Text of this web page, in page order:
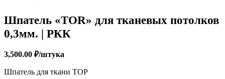
Шпатель «TOR» для тканевых потолков
0,3мм. | РКК
3,500.00 ₽/штука
Шпатель для ткани ТОР